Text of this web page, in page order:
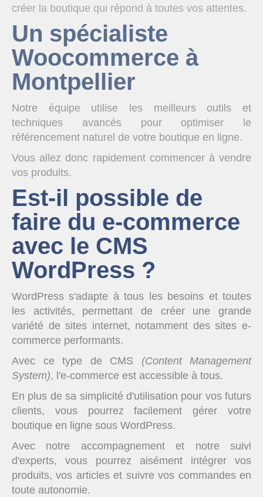
créer la boutique qui répond à toutes vos attentes.
Un spécialiste
Woocommerce à
Montpellier
Notre équipe utilise les meilleurs outils et
techniques avancés pour optimiser le
référencement naturel de votre boutique en ligne.
Vous allez donc rapidement commencer à vendre
vos produits.
Est-il possible de
faire du e-commerce
avec le CMS
WordPress ?
WordPress s'adapte à tous les besoins et toutes
les activités, permettant de créer une grande
variété de sites internet, notamment des sites e-
commerce performants.
Avec ce type de CMS (Content Management
System), l'e-commerce est accessible à tous.
En plus de sa simplicité d'utilisation pour vos futurs
clients, vous pourrez facilement gérer votre
boutique en ligne sous WordPress.
Avec notre accompagnement et notre suivi
d'experts, vous pourrez aisément intégrer vos
produits, vos articles et suivre vos commandes en
toute autonomie.